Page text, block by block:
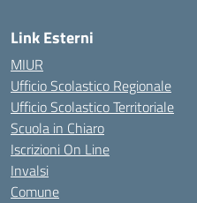
Link Esterni
MIUR
Ufficio Scolastico Regionale
Ufficio Scolastico Territoriale
Scuola in Chiaro
Iscrizioni On Line
Invalsi
Comune